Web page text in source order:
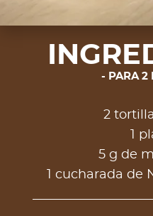
PARA 2
2
1
5 g de
1 cucharada de